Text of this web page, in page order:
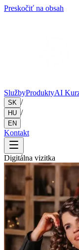
Preskočiť na obsah
SlužbyProduktyAI
SK /
HU /
EN
Kontakt
Digitálna vizitka